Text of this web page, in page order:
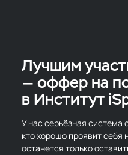
Лучшим
— оффер на
в Институт
У нас серьёзная система
кто хорошо проявит себя
останется только